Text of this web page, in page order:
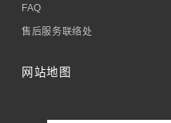
FAQ
售后服务联络处
网站地图